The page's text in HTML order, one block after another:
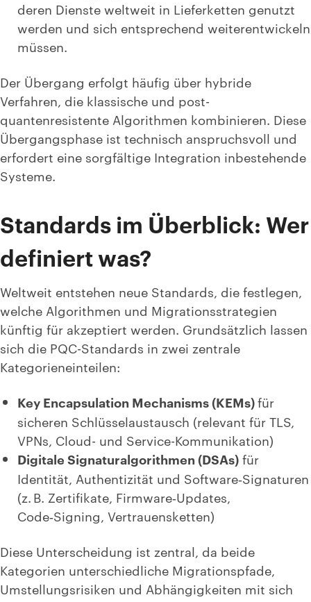
deren Dienste weltweit in Lieferketten genutzt
werden und sich entsprechend weiterentwickeln
müssen.
Der Übergang erfolgt häufig über hybride
Verfahren, die klassische und post-
quantenresistente Algorithmen kombinieren. Diese
Übergangsphase ist technisch anspruchsvoll und
erfordert eine sorgfältige Integration inbestehende
Systeme.
Standards im Überblick: Wer
definiert was?
Weltweit entstehen neue Standards, die festlegen,
welche Algorithmen und Migrationsstrategien
künftig für akzeptiert werden. Grundsätzlich lassen
sich die PQC-Standards in zwei zentrale
Kategorieneinteilen:
Key Encapsulation Mechanisms (KEMs)für
sicheren Schlüsselaustausch (relevant für TLS,
VPNs, Cloud- und Service-Kommunikation)
Digitale Signaturalgorithmen (DSAs) für
Identität, Authentizität und Software‑Signaturen
(z. B. Zertifikate, Firmware‑Updates,
Code‑Signing, Vertrauensketten)
Diese Unterscheidung ist zentral, da beide
Kategorien unterschiedliche Migrationspfade,
Umstellungsrisiken und Abhängigkeiten mit sich